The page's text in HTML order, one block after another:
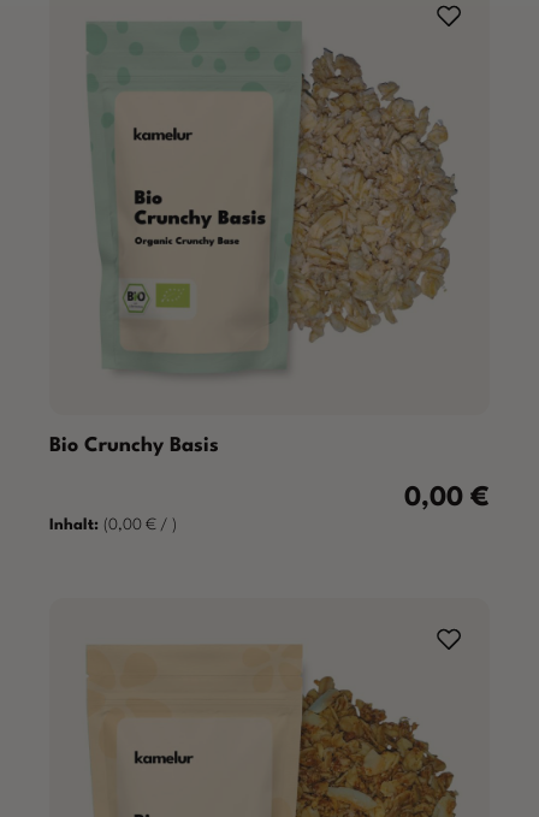
Bio Crunchy Basis
Regulärer
0,00 €
Inhalt: (0,00 € / )